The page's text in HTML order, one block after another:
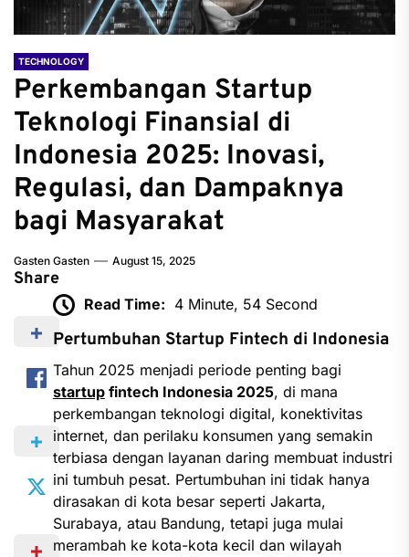
TECHNOLOGY
Perkembangan Startup
Teknologi Finansial di
Indonesia 2025: Inovasi,
Regulasi, dan Dampaknya
bagi Masyarakat
Gasten Gasten August 15, 2025
Share
Read Time: 4 Minute, 54 Second
Pertumbuhan Startup Fintech di Indonesia
Tahun 2025 menjadi periode penting bagi
startupfintech Indonesia 2025, di mana
perkembangan teknologi digital, konektivitas
internet, dan perilaku konsumen yang semakin
terbiasa dengan layanan daring membuat industri
ini tumbuh pesat. Pertumbuhan ini tidak hanya
dirasakan di kota besar seperti Jakarta,
Surabaya, atau Bandung, tetapi juga mulai
merambah ke kota-kota kecil dan wilayah